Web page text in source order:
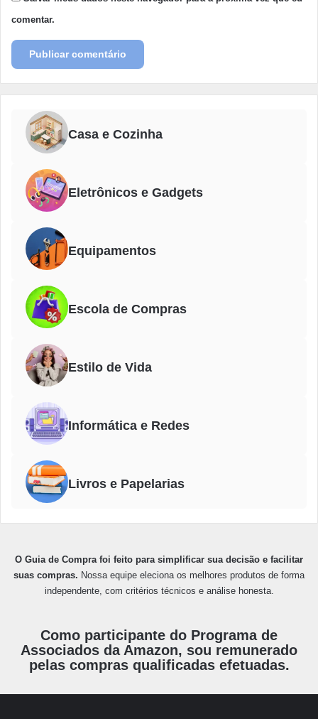
comentar.
Casa e Cozinha
Eletrônicos e Gadgets
Equipamentos
Escola de Compras
Estilo de Vida
Informática e Redes
Livros e Papelarias
O Guia de Compra foi feito para simplificar sua decisão e facilitar
suas compras. Nossa equipe eleciona os melhores produtos de forma
independente, com critérios técnicos e análise honesta.
Como participante do Programa de
Associados da Amazon, sou remunerado
pelas compras qualificadas efetuadas.